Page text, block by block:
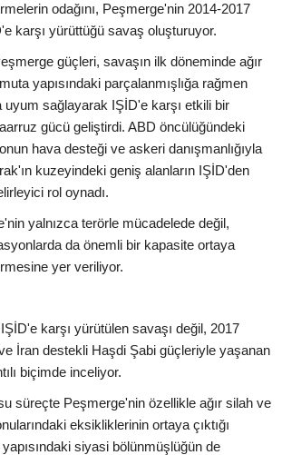
odağını, Peşmerge'nin 2014-2017
karşı yürüttüğü savaş oluşturuyor.
güçleri, savaşın ilk döneminde ağır
yapısındaki parçalanmışlığa rağmen
uyum sağlayarak IŞİD'e karşı etkili bir
gücü geliştirdi. ABD öncülüğündeki
hava desteği ve askeri danışmanlığıyla
kuzeyindeki geniş alanların IŞİD'den
rol oynadı.
yalnızca terörle mücadelede değil,
da önemli bir kapasite ortaya
yer veriliyor.
karşı yürütülen savaşı değil, 2017
İran destekli Haşdi Şabi güçleriyle yaşanan
biçimde inceliyor.
süreçte Peşmerge'nin özellikle ağır silah ve
eksikliklerinin ortaya çıktığı
siyasi bölünmüşlüğün de